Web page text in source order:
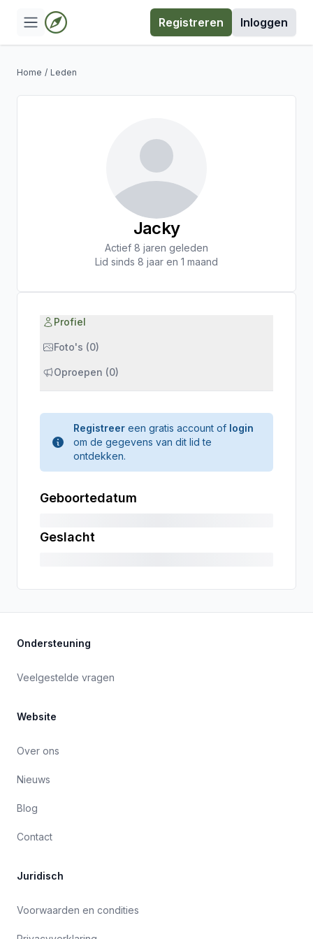
Registreren Inloggen
Home / Leden
Jacky
Actief 8 jaren geleden
Lid sinds 8 jaar en 1 maand
Profiel
Foto's (0)
Oproepen (0)
Registreer een gratis account of login
om de gegevens van dit lid te
ontdekken.
Geboortedatum
Geslacht
Ondersteuning
Veelgestelde vragen
Website
Over ons
Nieuws
Blog
Contact
Juridisch
Voorwaarden en condities